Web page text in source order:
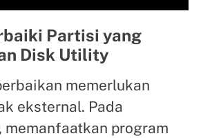
Partisi yang
Disk Utility
memerlukan
eksternal. Pada
memanfaatkan program